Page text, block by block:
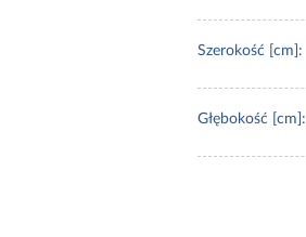
Szerokość [cm]:
Głębokość [cm]: